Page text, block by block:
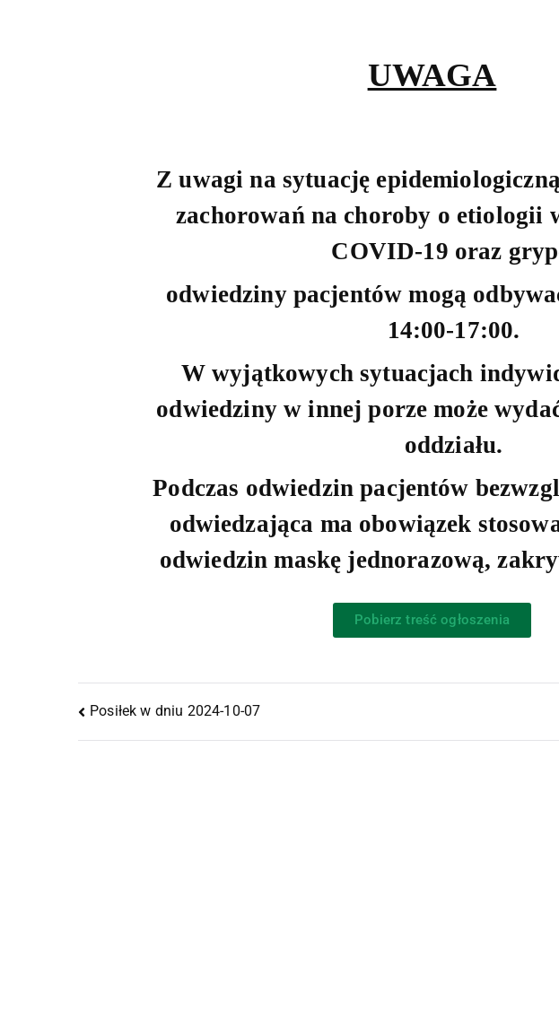
UWAGA
Z uwagi na sytuację
zachorowań na choroby o etiologii
COVID-19 oraz
odwiedziny pacjentów mogą
14:00-17:00.
W wyjątkowych sytuacjach
odwiedziny w innej porze może
oddziału.
Podczas odwiedzin pacjentów
odwiedzająca ma obowiązek
odwiedzin maskę jednorazową,
Pobierz treść ogłoszenia
Posiłek w dniu 2024-10-07